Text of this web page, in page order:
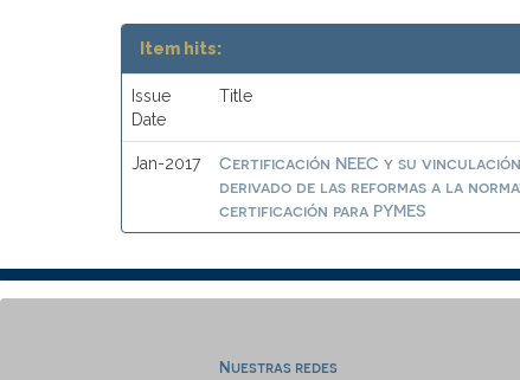
Item hits:
Issue
Date
Title
Jan-2017
Certificación NEEC y su
derivado de las reformas a la
certificación para PYMES
Nuestras redes